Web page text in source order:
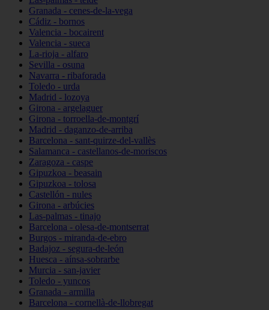
Granada - cenes-de-la-vega
Cádiz - bornos
Valencia - bocairent
Valencia - sueca
La-rioja - alfaro
Sevilla - osuna
Navarra - ribaforada
Toledo - urda
Madrid - lozoya
Girona - argelaguer
Girona - torroella-de-montgrí
Madrid - daganzo-de-arriba
Barcelona - sant-quirze-del-vallès
Salamanca - castellanos-de-moriscos
Zaragoza - caspe
Gipuzkoa - beasain
Gipuzkoa - tolosa
Castellón - nules
Girona - arbúcies
Las-palmas - tinajo
Barcelona - olesa-de-montserrat
Burgos - miranda-de-ebro
Badajoz - segura-de-león
Huesca - aínsa-sobrarbe
Murcia - san-javier
Toledo - yuncos
Granada - armilla
Barcelona - cornellà-de-llobregat